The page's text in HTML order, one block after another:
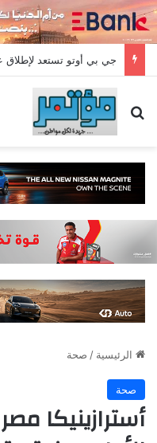
بحث عن
الرئيسية / صحة
صحة
أسترازينيكا